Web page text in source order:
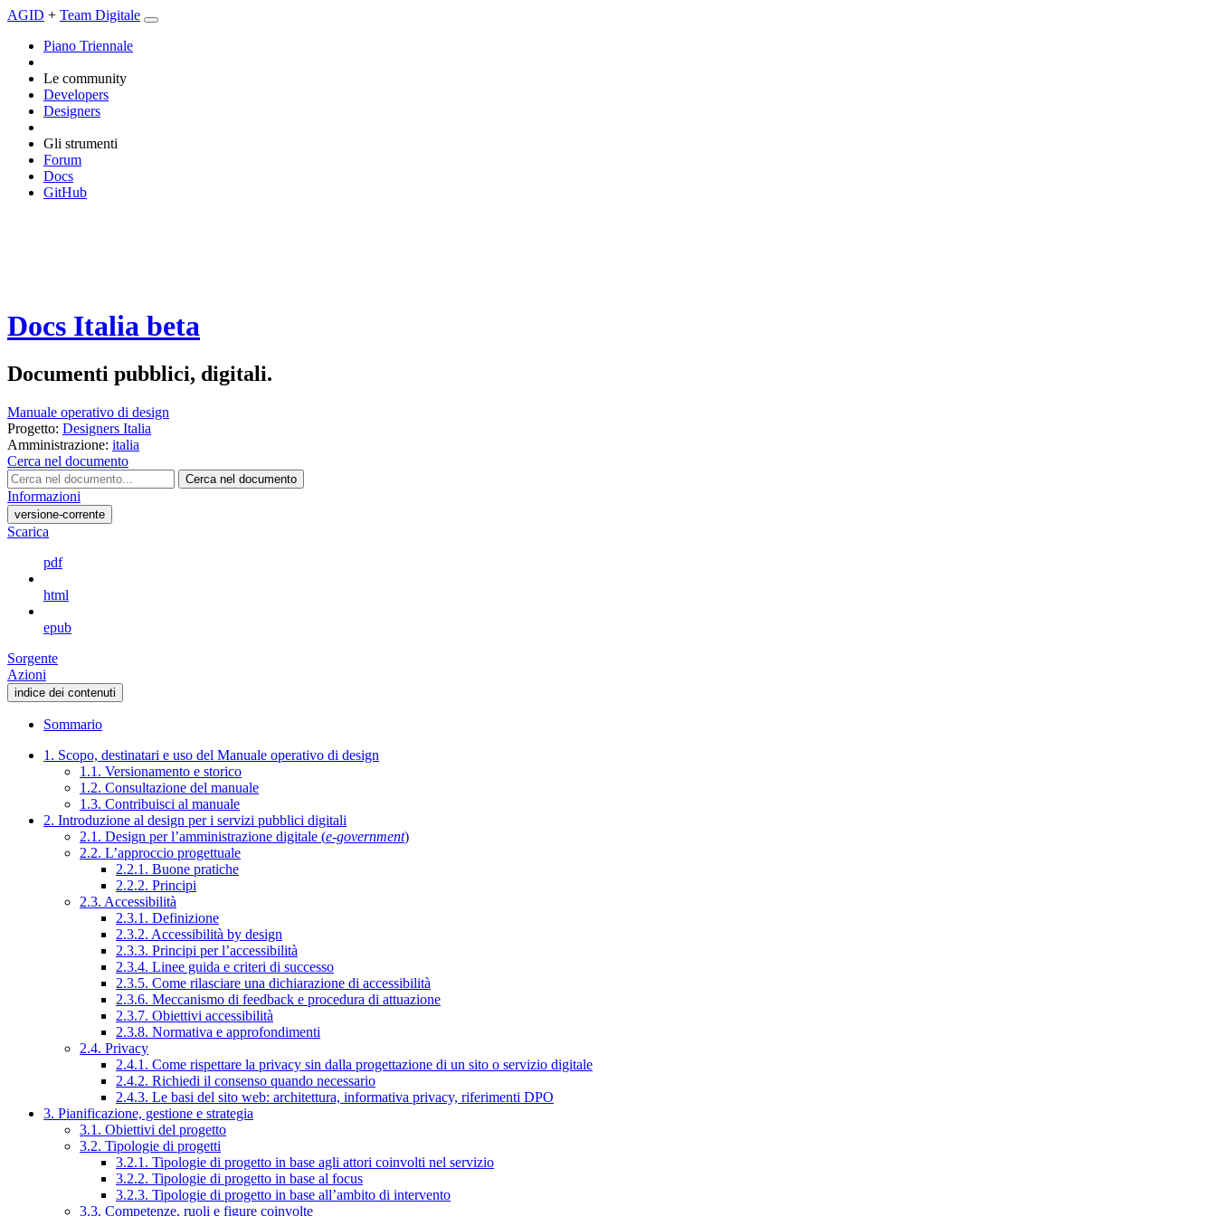
AGID + Team Digitale
Piano Triennale
Le community
Developers
Designers
Gli strumenti
Forum
Docs
GitHub
Docs Italia beta
Documenti pubblici, digitali.
Manuale operativo di design
Progetto: Designers Italia
Amministrazione: italia
Cerca nel documento
Cerca nel documento
Informazioni
versione-corrente
Scarica
pdf
html
epub
Sorgente
Azioni
indice dei contenuti
Sommario
1. Scopo, destinatari e uso del Manuale operativo di design
1.1. Versionamento e storico
1.2. Consultazione del manuale
1.3. Contribuisci al manuale
2. Introduzione al design per i servizi pubblici digitali
2.1. Design per l’amministrazione digitale (e-government)
2.2. L’approccio progettuale
2.2.1. Buone pratiche
2.2.2. Principi
2.3. Accessibilità
2.3.1. Definizione
2.3.2. Accessibilità by design
2.3.3. Principi per l’accessibilità
2.3.4. Linee guida e criteri di successo
2.3.5. Come rilasciare una dichiarazione di accessibilità
2.3.6. Meccanismo di feedback e procedura di attuazione
2.3.7. Obiettivi accessibilità
2.3.8. Normativa e approfondimenti
2.4. Privacy
2.4.1. Come rispettare la privacy sin dalla progettazione di un sito o servizio digitale
2.4.2. Richiedi il consenso quando necessario
2.4.3. Le basi del sito web: architettura, informativa privacy, riferimenti DPO
3. Pianificazione, gestione e strategia
3.1. Obiettivi del progetto
3.2. Tipologie di progetti
3.2.1. Tipologie di progetto in base agli attori coinvolti nel servizio
3.2.2. Tipologie di progetto in base al focus
3.2.3. Tipologie di progetto in base all’ambito di intervento
3.3. Competenze, ruoli e figure coinvolte